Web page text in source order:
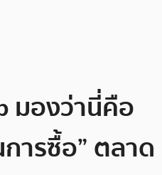
มองว่านี่คือ
ารซื้อ” ตลาด